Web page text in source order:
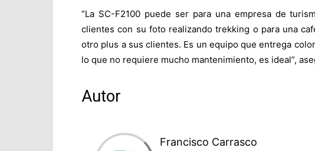
“La SC-F2100 puede ser para una empresa de
clientes con su foto realizando trekking o para una
otro plus a sus clientes. Es un equipo que entrega
lo que no requiere mucho mantenimiento, es ideal”,
Autor
Francisco Carrasco